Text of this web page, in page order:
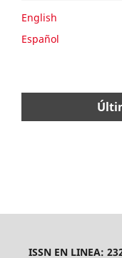
English
Español
ISSN EN LINEA: